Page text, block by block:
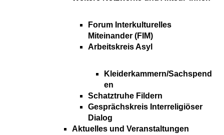
Forum Interkulturelles
Miteinander (FIM)
Arbeitskreis Asyl
Kleiderkammern/Sachspend
en
Schatztruhe Fildern
Gesprächskreis Interreligiöser
Dialog
Aktuelles und Veranstaltungen